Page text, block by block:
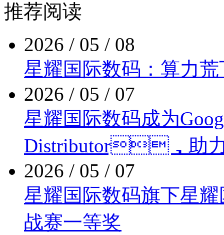
推荐阅读
2026 / 05 / 08
星耀国际数码：算力
2026 / 05 / 07
星耀国际数码成为
Distributor，助
2026 / 05 / 07
星耀国际数码旗下星
战赛一等奖